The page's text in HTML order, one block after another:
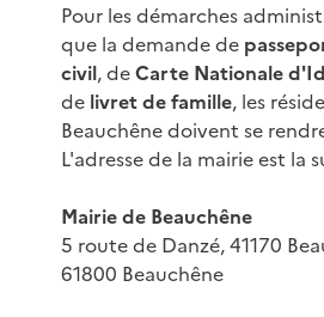
Pour les démarches
que la demande de
civil, deCarte Nationale
de livret de famille, les
Beauchêne doivent se
L'adresse de la mairie est la
Mairie de Beauchêne
5 route de Danzé, 41170
61800 Beauchêne